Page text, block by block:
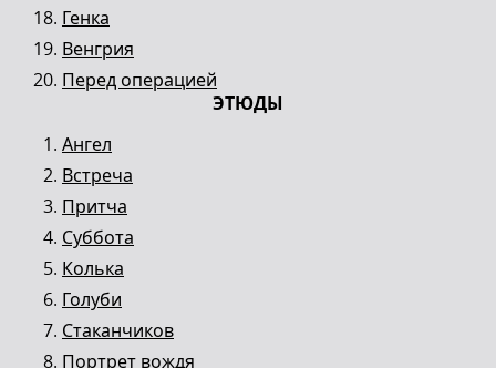
Генка
Венгрия
Перед операцией
ЭТЮДЫ
Ангел
Встреча
Притча
Суббота
Колька
Голуби
Стаканчиков
Портрет вождя